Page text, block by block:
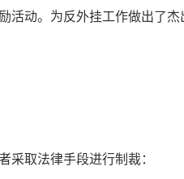
活动。为反外挂工作做出了
采取法律手段进行制裁：